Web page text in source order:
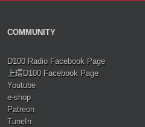
COMMUNITY
D100 Radio Facebook Page
上環D100 Facebook Page
Youtube
e-shop
Patreon
TuneIn